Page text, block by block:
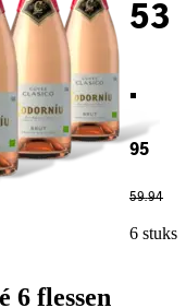
53
.
95
59.94
6 stuks
6 flessen